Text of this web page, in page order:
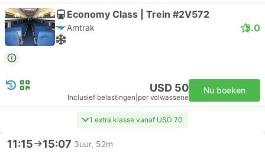
Economy Class | Trein #2V572
Amtrak 5.0
USD 50
Inclusief belastingen per volwassene
Nu boeken
1 extra klasse vanaf USD 70
11:15 15:07 3uur, 52m